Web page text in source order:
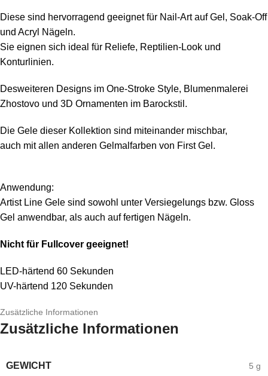
Diese sind hervorragend geeignet für Nail-Art auf Gel, Soak-Off
und Acryl Nägeln.
Sie eignen sich ideal für Reliefe, Reptilien-Look und
Konturlinien.
Desweiteren Designs im One-Stroke Style, Blumenmalerei
Zhostovo und 3D Ornamenten im Barockstil.
Die Gele dieser Kollektion sind miteinander mischbar,
auch mit allen anderen Gelmalfarben von First Gel.
Anwendung:
Artist Line Gele sind sowohl unter Versiegelungs bzw. Gloss
Gel anwendbar, als auch auf fertigen Nägeln.
Nicht für Fullcover geeignet!
LED-härtend 60 Sekunden
UV-härtend 120 Sekunden
Zusätzliche Informationen
Zusätzliche Informationen
GEWICHT 5 g